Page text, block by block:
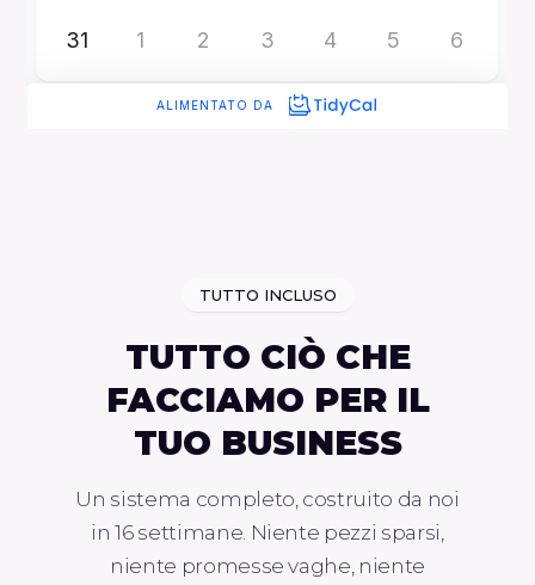
TUTTO INCLUSO
TUTTO CIÒ CHE
FACCIAMO PER IL
TUO BUSINESS
Un sistema completo, costruito da noi
in 16 settimane. Niente pezzi sparsi,
niente promesse vaghe, niente